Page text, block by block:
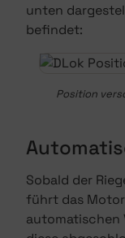
unten
befindet:
Position
Sobald der
führt das
automatischen